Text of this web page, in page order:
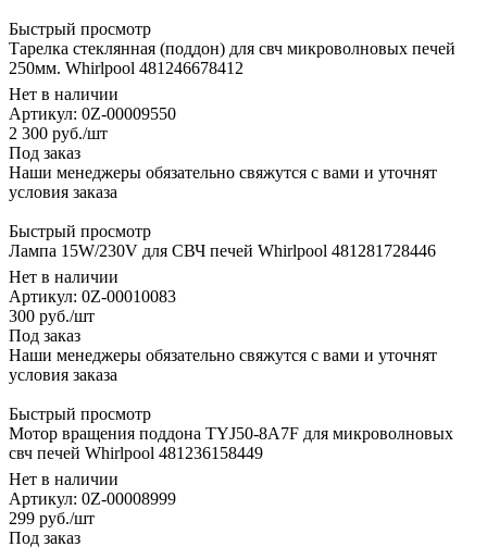
Быстрый просмотр
Тарелка стеклянная (поддон) для свч микроволновых печей
250мм. Whirlpool 481246678412
Нет в наличии
Артикул: 0Z-00009550
2 300 руб./шт
Под заказ
Наши менеджеры обязательно свяжутся с вами и уточнят
условия заказа
Быстрый просмотр
Лампа 15W/230V для СВЧ печей Whirlpool 481281728446
Нет в наличии
Артикул: 0Z-00010083
300 руб./шт
Под заказ
Наши менеджеры обязательно свяжутся с вами и уточнят
условия заказа
Быстрый просмотр
Мотор вращения поддона TYJ50-8A7F для микроволновых
свч печей Whirlpool 481236158449
Нет в наличии
Артикул: 0Z-00008999
299 руб./шт
Под заказ